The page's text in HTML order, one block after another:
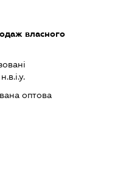
власного
оптова